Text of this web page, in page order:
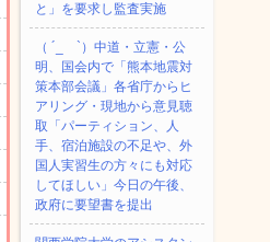
と」を要求し監査実施
（ ´_ゝ`）中道・立憲・公
明、国会内で「熊本地震対
策本部会議」各省庁からヒ
アリング・現地から意見聴
取「パーティション、人
手、宿泊施設の不足や、外
国人実習生の方々にも対応
してほしい」今日の午後、
政府に要望書を提出